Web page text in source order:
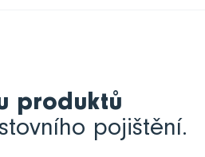
produktů
pojištění.